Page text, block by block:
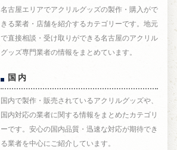
名古屋エリアでアクリルグッズの製作・購入がで
きる業者・店舗を紹介するカテゴリーです。地元
で直接相談・受け取りができる名古屋のアクリル
グッズ専門業者の情報をまとめています。
国内
国内で製作・販売されているアクリルグッズや、
国内対応の業者に関する情報をまとめたカテゴリ
ーです。安心の国内品質・迅速な対応が期待でき
る業者を中心にご紹介しています。